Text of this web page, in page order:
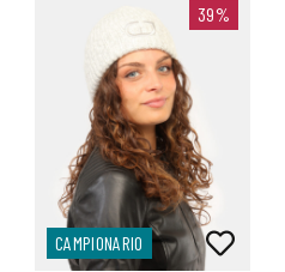
39%
CAMPIONARIO